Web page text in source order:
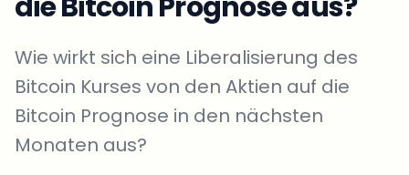
Wie wirkt sich eine Liberalisierung des
Bitcoin Kurses von den Aktien auf die
Bitcoin Prognose in den nächsten
Monaten aus?